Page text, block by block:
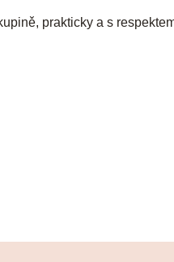
prakticky a s